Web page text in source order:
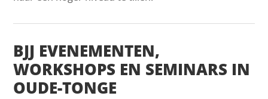
BJJ EVENEMENTEN,
WORKSHOPS EN SEMINARS IN
OUDE-TONGE